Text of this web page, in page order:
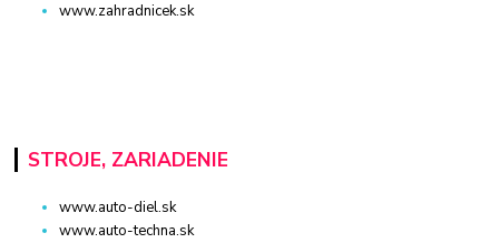
www.zahradnicek.sk
STROJE, ZARIADENIE
www.auto-diel.sk
www.auto-techna.sk